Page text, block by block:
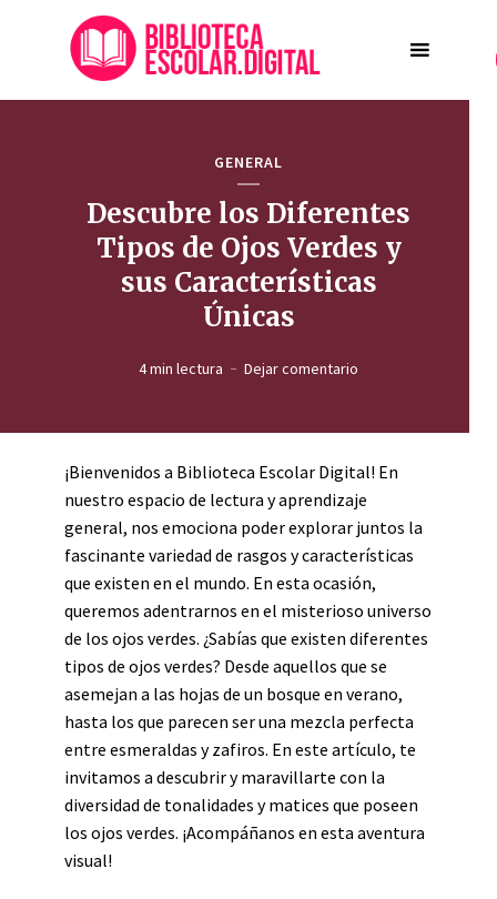
GENERAL
Descubre los Diferentes
Tipos de Ojos Verdes y
sus Características
Únicas
4 min lectura Dejar comentario
¡Bienvenidos a Biblioteca Escolar Digital! En
nuestro espacio de lectura y aprendizaje
general, nos emociona poder explorar juntos la
fascinante variedad de rasgos y características
que existen en el mundo. En esta ocasión,
queremos adentrarnos en el misterioso universo
de los ojos verdes. ¿Sabías que existen diferentes
tipos de ojos verdes? Desde aquellos que se
asemejan a las hojas de un bosque en verano,
hasta los que parecen ser una mezcla perfecta
entre esmeraldas y zafiros. En este artículo, te
invitamos a descubrir y maravillarte con la
diversidad de tonalidades y matices que poseen
los ojos verdes. ¡Acompáñanos en esta aventura
visual!